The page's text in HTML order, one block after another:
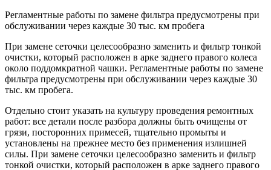
Регламентные работы по замене фильтра предусмотрены при
обслуживании через каждые 30 тыс. км пробега
При замене сеточки целесообразно заменить и фильтр тонкой
очистки, который расположен в арке заднего правого колеса
около поддомкратной чашки. Регламентные работы по замене
фильтра предусмотрены при обслуживании через каждые 30
тыс. км пробега.
Отдельно стоит указать на культуру проведения ремонтных
работ: все детали после разбора должны быть очищены от
грязи, посторонних примесей, тщательно промыты и
установлены на прежнее место без применения излишней
силы. При замене сеточки целесообразно заменить и фильтр
тонкой очистки, который расположен в арке заднего правого